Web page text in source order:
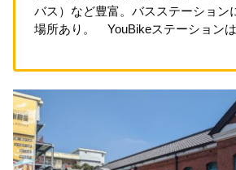
バス）など豊富。バスステーション
場所あり。 YouBikeステーションは